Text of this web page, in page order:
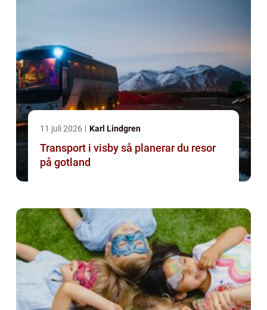
11 juli 2026 Karl Lindgren
Transport i visby så planerar du resor
på gotland